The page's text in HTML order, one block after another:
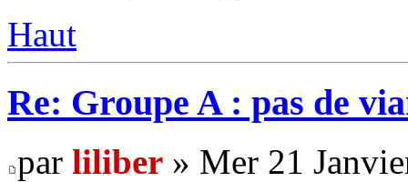
Haut
Re: Groupe A : pas de
par liliber » Mer 21